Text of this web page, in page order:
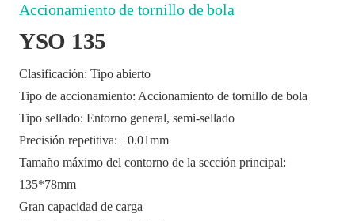
Accionamiento de tornillo de bola
YSO 135
Clasificación: Tipo abierto
Tipo de accionamiento: Accionamiento de tornillo de bola
Tipo sellado: Entorno general, semi-sellado
Precisión repetitiva: ±0.01mm
Tamaño máximo del contorno de la sección principal:
135*78mm
Gran capacidad de carga